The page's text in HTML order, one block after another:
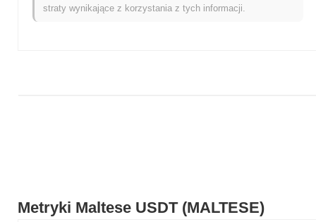
Metryki Maltese USDT (MALTESE)
przewyższając ogólny rynek kryptowalut który odnotował spadek
o
straty wynikające z korzystania z tych informacji.